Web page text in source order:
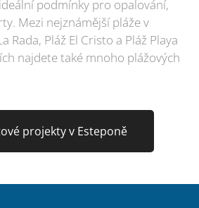
podmínky pro opalování,
Mezi nejznámější pláže v
Rada, Pláž El Cristo a Pláž Playa
najdete také mnoho plážových
projekty v Esteponě